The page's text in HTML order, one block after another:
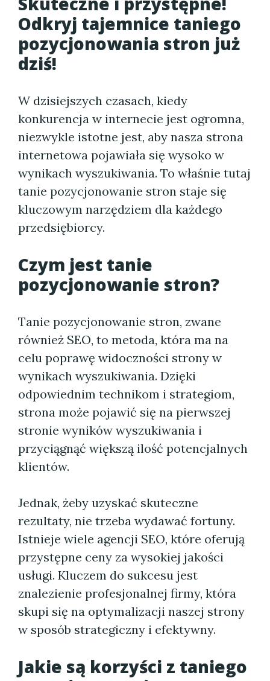
Odkryj tajemnice taniego
pozycjonowania stron już
dziś!
W dzisiejszych czasach, kiedy
konkurencja w internecie jest ogromna,
niezwykle istotne jest, aby nasza strona
internetowa pojawiała się wysoko w
wynikach wyszukiwania. To właśnie tutaj
tanie pozycjonowanie stron staje się
kluczowym narzędziem dla każdego
przedsiębiorcy.
Czym jest tanie
pozycjonowanie stron?
Tanie pozycjonowanie stron, zwane
również SEO, to metoda, która ma na
celu poprawę widoczności strony w
wynikach wyszukiwania. Dzięki
odpowiednim technikom i strategiom,
strona może pojawić się na pierwszej
stronie wyników wyszukiwania i
przyciągnąć większą ilość potencjalnych
klientów.
Jednak, żeby uzyskać skuteczne
rezultaty, nie trzeba wydawać fortuny.
Istnieje wiele agencji SEO, które oferują
przystępne ceny za wysokiej jakości
usługi. Kluczem do sukcesu jest
znalezienie profesjonalnej firmy, która
skupi się na optymalizacji naszej strony
w sposób strategiczny i efektywny.
Jakie są korzyści z taniego